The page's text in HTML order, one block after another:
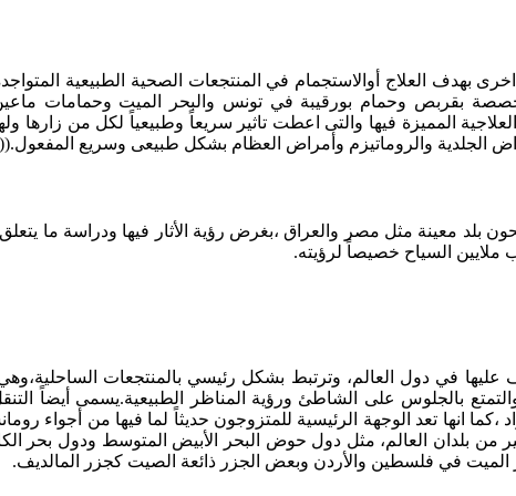
العلاج أوالاستجمام في المنتجعات الصحية الطبيعية المتواجدة
بقربص وحمام بورقيبة في تونس والبحر الميت وحمامات
المميزة فيها والتى اعطت تاثير سريعاً وطبيعياً لكل من
الجلدية والروماتيزم وأمراض العظام بشكل طبيعى وسريع
بلد معينة مثل مصر والعراق ،بغرض رؤية الأثار فيها ودراسة ما
السياح خصيصاً لرؤيته.
عليها في دول العالم، وترتبط بشكل رئيسي بالمنتجعات
بالجلوس على الشاطئ ورؤية المناظر الطبيعية.يسمى أيضاً
،كما انها تعد الوجهة الرئيسية للمتزوجون حديثاً لما فيها من أجواء
من بلدان العالم، مثل دول حوض البحر الأبيض المتوسط ودول بحر
الميت في فلسطين والأردن وبعض الجزر ذائعة الصيت كجزر المالديف.